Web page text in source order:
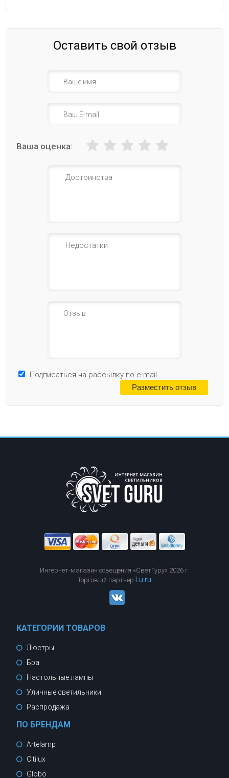
Оставить свой отзыв
Ваша оценка:
Подписаться на рассылку по e-mail
Интернет-магазин освещения «СветГуру» 2026 г.
Торговый партнер Lu.ru
КАТЕГОРИИ ТОВАРОВ
Люстры
Бра
Настольные лампы
Уличные светильники
Распродажа
ПО БРЕНДАМ
Artelamp
Citilux
Globo